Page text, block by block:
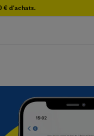
€ d'achats.